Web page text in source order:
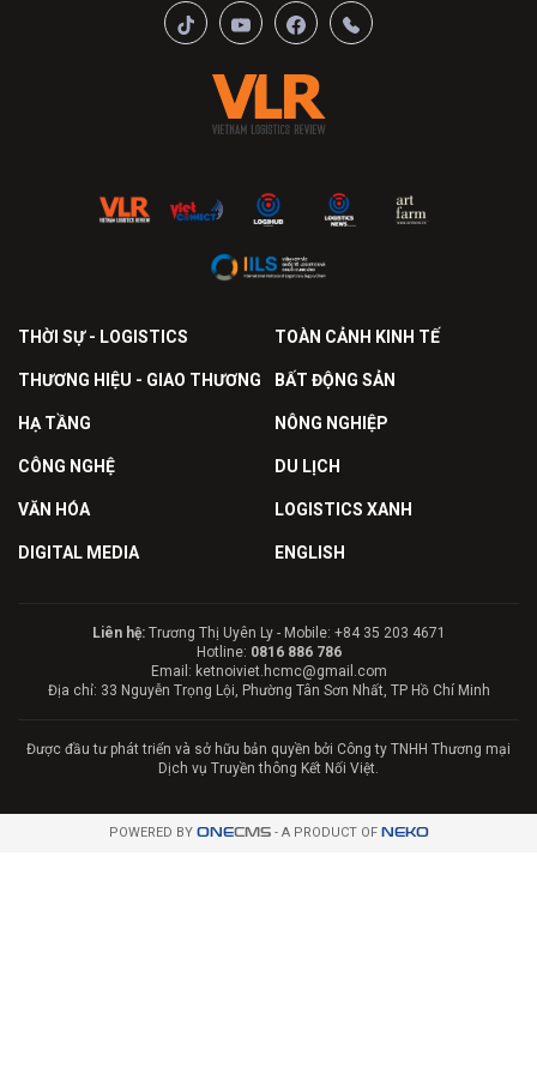
THỜI SỰ - LOGISTICS TOÀN CẢNH KINH TẾ
THƯƠNG HIỆU - GIAO THƯƠNG BẤT ĐỘNG SẢN
HẠ TẦNG NÔNG NGHIỆP
CÔNG NGHỆ DU LỊCH
VĂN HÓA LOGISTICS XANH
DIGITAL MEDIA ENGLISH
Liên hệ:Trương Thị Uyên Ly - Mobile: +84 35 203 4671
Hotline: 0816 886 786
Email: ketnoiviet.hcmc@gmail.com
Địa chỉ: 33 Nguyễn Trọng Lội, Phường Tân Sơn Nhất, TP Hồ Chí Minh
Được đầu tư phát triển và sở hữu bản quyền bởi Công ty TNHH Thương mại
Dịch vụ Truyền thông Kết Nối Việt.
POWERED BY ONECMS- A PRODUCT OF NEKO